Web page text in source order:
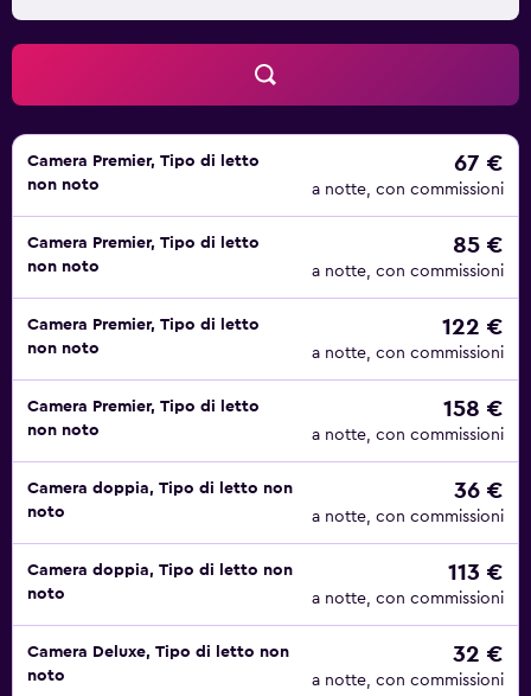
Camera Premier, Tipo di letto
non noto
67 €
a notte, con commissioni
Camera Premier, Tipo di letto
non noto
85 €
a notte, con commissioni
Camera Premier, Tipo di letto
non noto
122 €
a notte, con commissioni
Camera Premier, Tipo di letto
non noto
158 €
a notte, con commissioni
Camera doppia, Tipo di letto non
noto
36 €
a notte, con commissioni
Camera doppia, Tipo di letto non
noto
113 €
a notte, con commissioni
Camera Deluxe, Tipo di letto non
noto
32 €
a notte, con commissioni